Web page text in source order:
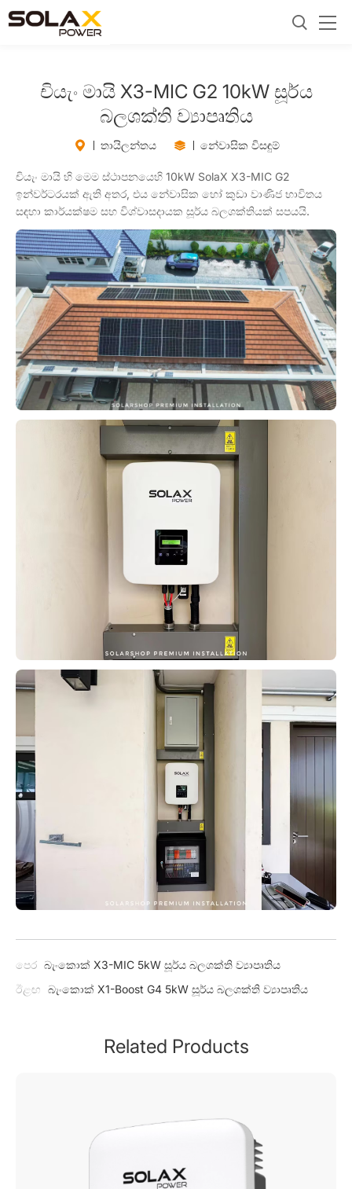
චියැං මායි X3-MIC G2 10kW සූර්ය
බලශක්ති ව්‍යාපෘතිය
තායිලන්තය නේවාසික විසඳුම්
චියැං මායි හි මෙම ස්ථාපනයෙහි 10kW SolaX X3-MIC G2
ඉන්වර්ටරයක් ඇති අතර, එය නේවාසික හෝ කුඩා වාණිජ භාවිතය
සඳහා කාර්යක්ෂම සහ විශ්වාසදායක සූර්ය බලශක්තියක් සපයයි.
පෙර බැංකොක් X3-MIC 5kW සූර්ය බලශක්ති ව්‍යාපෘතිය
ඊළඟ බැංකොක් X1-Boost G4 5kW සූර්ය බලශක්ති ව්‍යාපෘතිය
Related Products